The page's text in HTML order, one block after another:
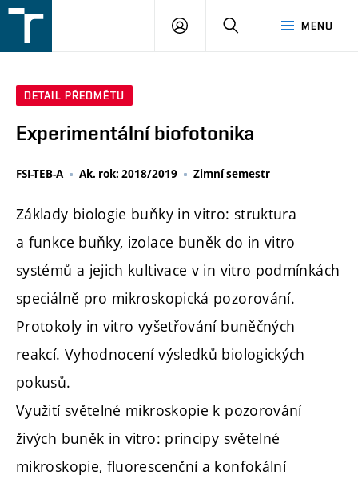
v
MENU
PŘIHLÁŠENÍ
DETAIL PŘEDMĚTU
Experimentální biofotonika
FSI-TEB-A Ak. rok: 2018/2019 Zimní semestr
Základy biologie buňky in vitro: struktura
a funkce buňky, izolace buněk do in vitro
systémů a jejich kultivace v in vitro podmínkách
speciálně pro mikroskopická pozorování.
Protokoly in vitro vyšetřování buněčných
reakcí. Vyhodnocení výsledků biologických
pokusů.
Využití světelné mikroskopie k pozorování
živých buněk in vitro: principy světelné
mikroskopie, fluorescenční a konfokální